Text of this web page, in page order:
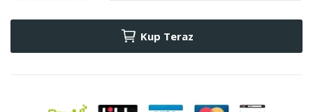
Kup Teraz